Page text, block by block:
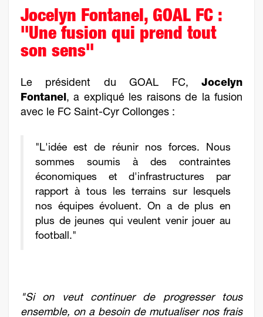
Jocelyn Fontanel, GOAL FC :
"Une fusion qui prend tout
son sens"
Le président du GOAL FC, Jocelyn
Fontanel, a expliqué les raisons de la fusion
avec le FC Saint-Cyr Collonges :
"L'idée est de réunir nos forces. Nous
sommes soumis à des contraintes
économiques et d'infrastructures par
rapport à tous les terrains sur lesquels
nos équipes évoluent. On a de plus en
plus de jeunes qui veulent venir jouer au
football."
"Si on veut continuer de progresser tous
ensemble, on a besoin de mutualiser nos frais